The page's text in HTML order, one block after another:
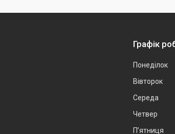
Графік
Понеділок
Вівторок
Середа
Четвер
Пʼятниця